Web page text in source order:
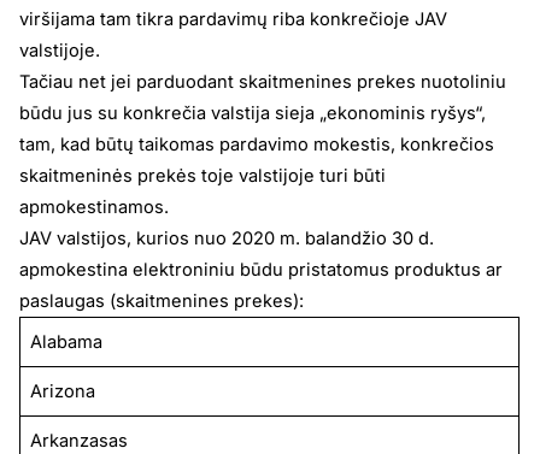
viršijama tam tikra pardavimų riba konkrečioje JAV
valstijoje.
Tačiau net jei parduodant skaitmenines prekes nuotoliniu
būdu jus su konkrečia valstija sieja „ekonominis ryšys“,
tam, kad būtų taikomas pardavimo mokestis, konkrečios
skaitmeninės prekės toje valstijoje turi būti
apmokestinamos.
JAV valstijos, kurios nuo 2020 m. balandžio 30 d.
apmokestina elektroniniu būdu pristatomus produktus ar
paslaugas (skaitmenines prekes):
Alabama
Arizona
Arkanzasas